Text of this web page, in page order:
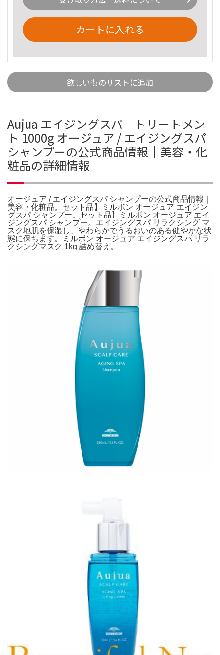
カートに入れる
欲しいものリストに追加
Aujua エイジングスパ トリートメン
ト 1000g オージュア / エイジングスパ
シャンプーの公式商品情報｜美容・化
粧品の詳細情報
オージュア / エイジングスパ シャンプーの公式商品情報｜
美容・化粧品。セット品】ミルボン オージュア エイジン
グスパ シャンプー。セット品】ミルボン オージュア エイ
ジングスパ シャンプー。エイジングスパ リラクシング マ
スク地肌を保湿し、やわらかでうるおいのある健やかな状
態に保ちます。ミルボン オージュア エイジングスパ リラ
クシングマスク 1kg 詰め替え。